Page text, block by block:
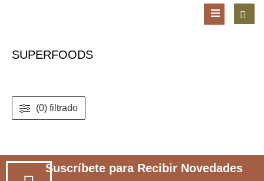
SUPERFOODS
(0) filtrado
Suscríbete para Recibir Novedades